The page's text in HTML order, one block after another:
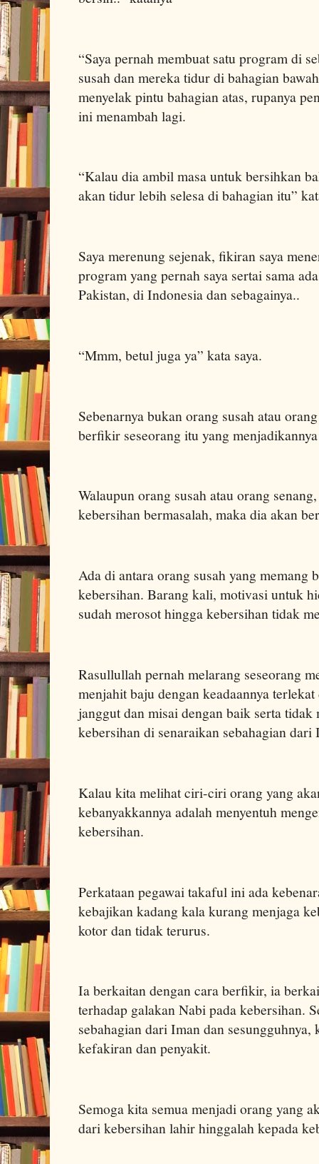
“Saya pernah membuat satu program di
susah dan mereka tidur di bahagian
menyelak pintu bahagian atas, rupanya
ini menambah lagi.
“Kalau dia ambil masa untuk bersihkan
akan tidur lebih selesa di bahagian itu”
Saya merenung sejenak, fikiran saya
program yang pernah saya sertai sama
Pakistan, di Indonesia dan sebagainya..
“Mmm, betul juga ya” kata saya.
Sebenarnya bukan orang susah atau
berfikir seseorang itu yang
Walaupun orang susah atau orang
kebersihan bermasalah, maka dia akan
Ada di antara orang susah yang memang
kebersihan. Barang kali, motivasi untuk
sudah merosot hingga kebersihan tidak
Rasullullah pernah melarang seseorang
menjahit baju dengan keadaannya
janggut dan misai dengan baik serta tidak
kebersihan di senaraikan sebahagian dari
Kalau kita melihat ciri-ciri orang yang
kebanyakkannya adalah menyentuh
kebersihan.
Perkataan pegawai takaful ini ada
kebajikan kadang kala kurang menjaga
kotor dan tidak terurus.
Ia berkaitan dengan cara berfikir, ia
terhadap galakan Nabi pada kebersihan.
sebahagian dari Iman dan
kefakiran dan penyakit.
Semoga kita semua menjadi orang yang
dari kebersihan lahir hinggalah kepada